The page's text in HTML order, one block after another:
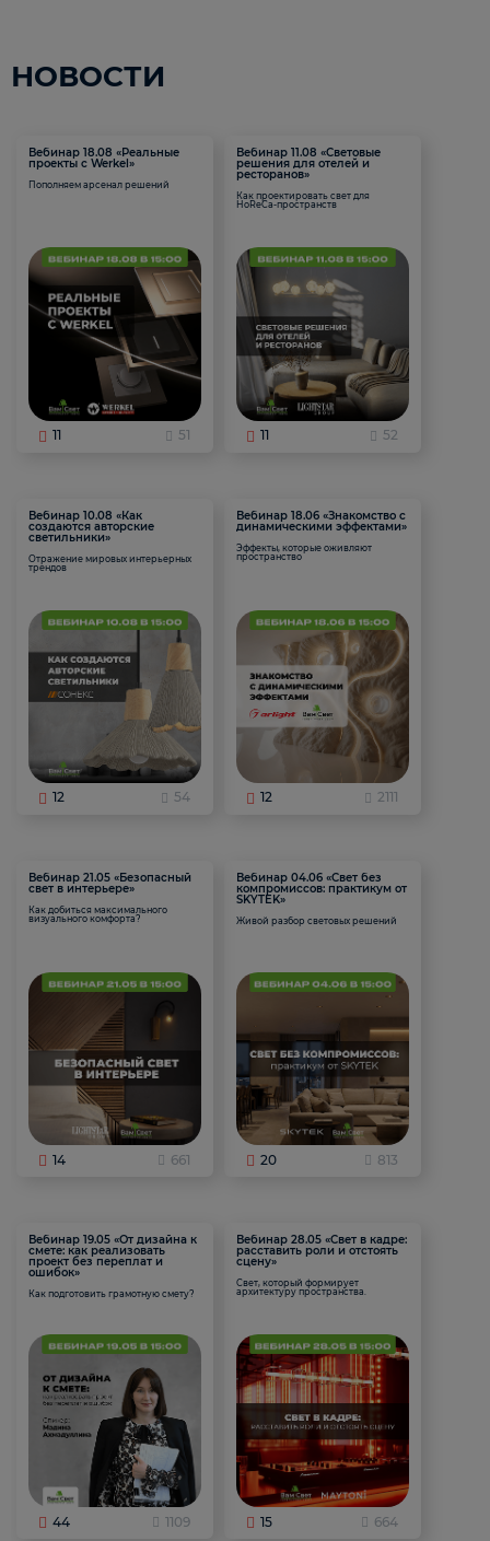
НОВОСТИ
Вебинар 18.08 «Реальные
проекты с Werkel»
Пополняем арсенал решений
11 51
Вебинар 11.08 «Световые
решения для отелей и
ресторанов»
Как проектировать свет для
HoReCa-пространств
11 52
Вебинар 10.08 «Как
создаются авторские
светильники»
Отражение мировых интерьерных
трендов
12 54
Вебинар 18.06 «Знакомство с
динамическими эффектами»
Эффекты, которые оживляют
пространство
12 2111
Вебинар 21.05 «Безопасный
свет в интерьере»
Как добиться максимального
визуального комфорта?
14 661
Вебинар 04.06 «Свет без
компромиссов: практикум от
SKYTEK»
Живой разбор световых решений
20 813
Вебинар 19.05 «От дизайна к
смете: как реализовать
проект без переплат и
ошибок»
Как подготовить грамотную смету?
44 1109
Вебинар 28.05 «Свет в кадре:
расставить роли и отстоять
сцену»
Свет, который формирует
архитектуру пространства.
15 664